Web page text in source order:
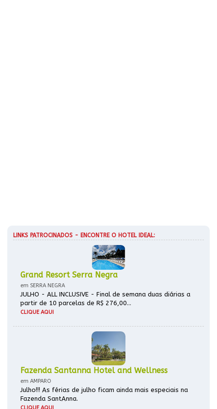
LINKS PATROCINADOS - ENCONTRE O HOTEL IDEAL:
Grand Resort Serra Negra
em SERRA NEGRA
JULHO - ALL INCLUSIVE - Final de semana duas diárias a
partir de 10 parcelas de R$ 276,00...
CLIQUE AQUI
Fazenda Santanna Hotel and Wellness
em AMPARO
Julho!!! As férias de julho ficam ainda mais especiais na
Fazenda SantAnna.